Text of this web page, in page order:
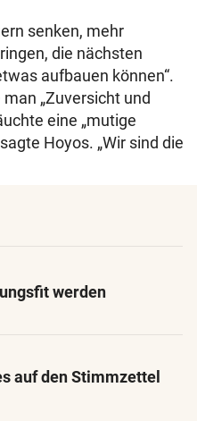
senken, mehr
die nächsten
aufbauen können“.
„Zuversicht und
eine „mutige
Hoyos. „Wir sind die
werden
auf den Stimmzettel